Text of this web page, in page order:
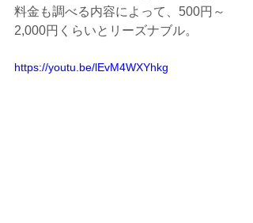
料金も調べる内容によって、500円～
2,000円くらいとリーズナブル。
https://youtu.be/lEvM4WXYhkg